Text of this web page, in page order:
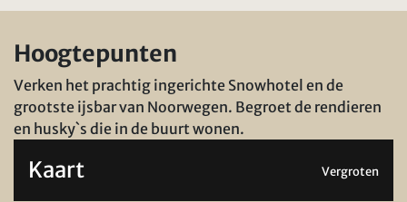
Hoogtepunten
Verken het prachtig ingerichte Snowhotel en de
grootste ijsbar van Noorwegen. Begroet de rendieren
en husky`s die in de buurt wonen.
Kaart Vergroten